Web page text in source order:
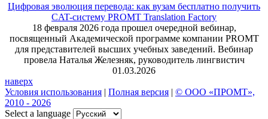
Цифровая эволюция перевода: как вузам бесплатно получить
CAT-систему PROMT Translation Factory
18 февраля 2026 года прошел очередной вебинар,
посвященный Академической программе компании PROMT
для представителей высших учебных заведений. Вебинар
провела Наталья Железняк, руководитель лингвистич
01.03.2026
наверх
Условия использования | Полная версия | © ООО «ПРОМТ»,
2010 - 2026
Select a language